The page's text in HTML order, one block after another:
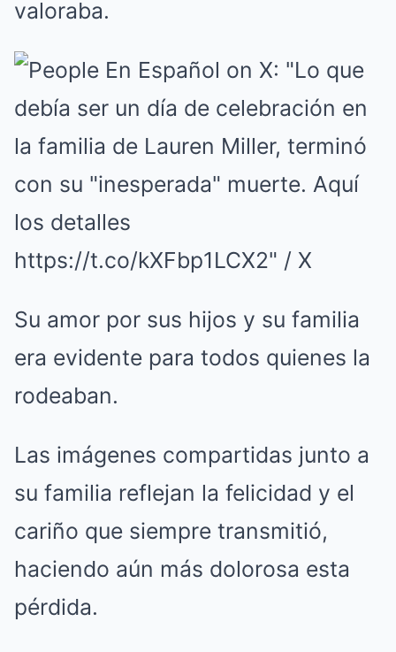
valoraba.
Su amor por sus hijos y su familia
era evidente para todos quienes la
rodeaban.
Las imágenes compartidas junto a
su familia reflejan la felicidad y el
cariño que siempre transmitió,
haciendo aún más dolorosa esta
pérdida.